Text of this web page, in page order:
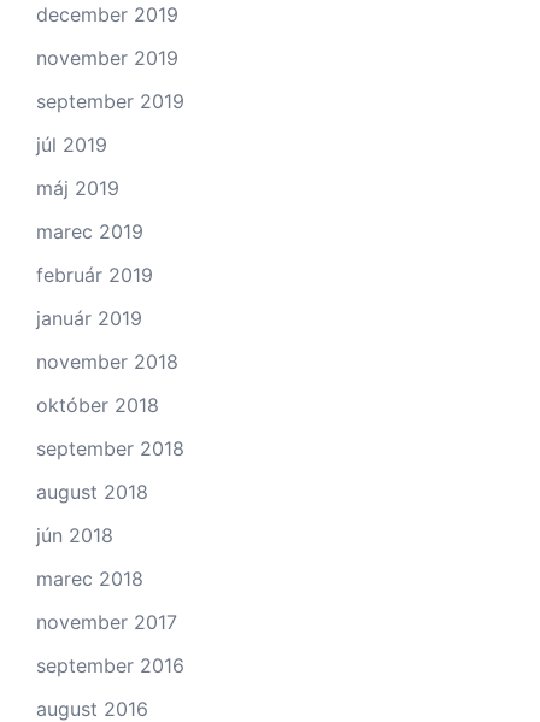
december 2019
november 2019
september 2019
júl 2019
máj 2019
marec 2019
február 2019
január 2019
november 2018
október 2018
september 2018
august 2018
jún 2018
marec 2018
november 2017
september 2016
august 2016